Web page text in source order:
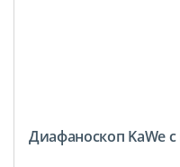
Диафаноскоп KaWe